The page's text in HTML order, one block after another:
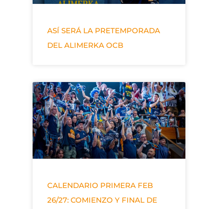
ASÍ SERÁ LA PRETEMPORADA
DEL ALIMERKA OCB
CALENDARIO PRIMERA FEB
26/27: COMIENZO Y FINAL DE